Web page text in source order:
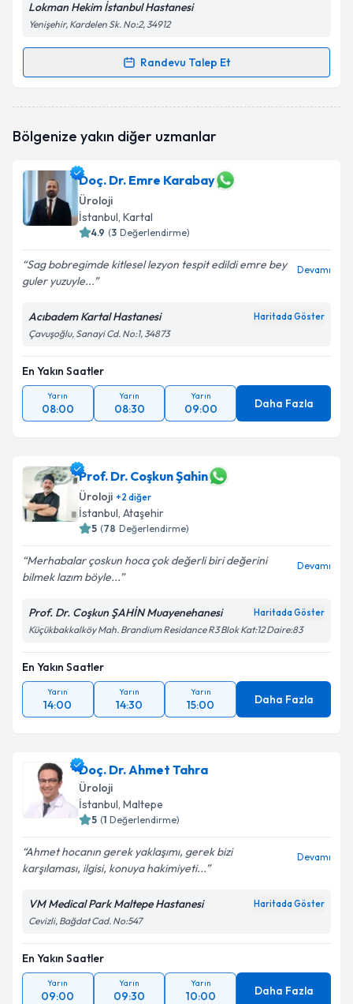
Kişisel verilerimin işlenmesine ilişkin
Metni'ni okudum ve kişisel verilerimin belirtilen
Takvim Talebini Gönder
Lokman Hekim İstanbul Hastanesi
Yenişehir, Kardelen Sk. No:2, 34912
Randevu Talep Et
Randevu Takvimi Talebi
talebi oluşturun. Size bu uzmandan randevu almanız
bilgilendireceğiz.
E-posta Adresiniz
Kişisel verilerimin işlenmesine ilişkin
kapsamda işlenmesini kabul ediyorum.
Takvim Talebini Gönder
Bölgenize yakın diğer uzmanlar
Doç. Dr. Emre Karabay
Üroloji
İstanbul, Kartal
4.9 (3 Değerlendirme)
Sag bobregimde kitlesel lezyon tespit edildi emre bey
guler yuzuyle...
Devamı
Acıbadem Kartal Hastanesi Haritada Göster
Çavuşoğlu, Sanayi Cd. No:1, 34873
En Yakın Saatler
Yarın
08:00
Yarın
08:30
Yarın
09:00 Daha Fazla
Prof. Dr. Coşkun Şahin
Üroloji +2 diğer
İstanbul, Ataşehir
5 (78 Değerlendirme)
Merhabalar çoskun hoca çok değerli biri değerini
bilmek lazım böyle...
Devamı
Prof. Dr. Coşkun ŞAHİN Muayenehanesi Haritada Göster
Küçükbakkalköy Mah. Brandium Residance R3 Blok Kat:12 Daire:83
En Yakın Saatler
Yarın
14:00
Yarın
14:30
Yarın
15:00 Daha Fazla
Doç. Dr. Ahmet Tahra
Üroloji
İstanbul, Maltepe
5 (1 Değerlendirme)
Ahmet hocanın gerek yaklaşımı, gerek bizi
karşılaması, ilgisi, konuya hakimiyeti...
Devamı
VM Medical Park Maltepe Hastanesi Haritada Göster
Cevizli, Bağdat Cad. No:547
En Yakın Saatler
Yarın
09:00
Yarın
09:30
Yarın
10:00 Daha Fazla